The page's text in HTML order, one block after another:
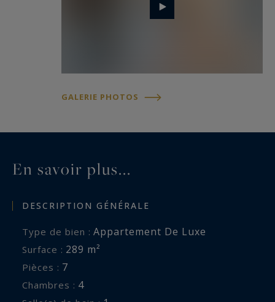
GALERIE PHOTOS
En savoir plus...
DESCRIPTION GÉNÉRALE
Type de bien : Appartement De Luxe
Surface : 289 m²
Pièces : 7
Chambres : 4